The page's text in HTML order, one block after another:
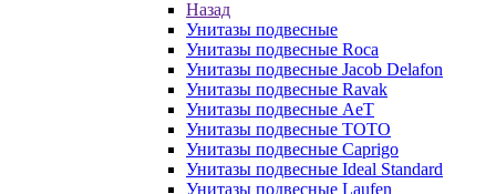
Назад
Унитазы подвесные
Унитазы подвесные Roca
Унитазы подвесные Jacob Delafon
Унитазы подвесные Ravak
Унитазы подвесные AeT
Унитазы подвесные TOTO
Унитазы подвесные Caprigo
Унитазы подвесные Ideal Standard
Унитазы подвесные Laufen